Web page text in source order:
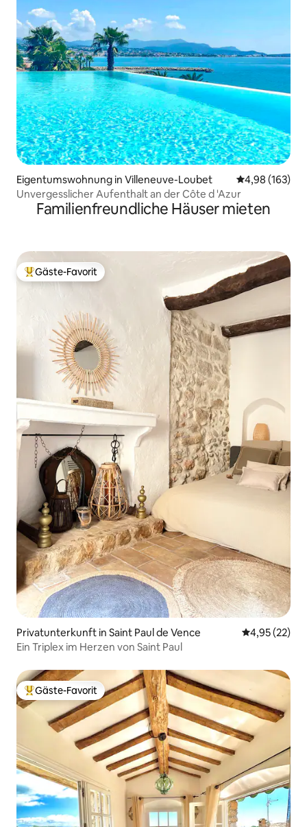
Eigentumswohnung in Villeneuve-Loubet
4,98 (163)
Unvergesslicher Aufenthalt an der Côte d 'Azur
Familienfreundliche Häuser mieten
Beliebter Gäste-Favorit.
Gäste-Favorit
Privatunterkunft in Saint Paul de Vence
4,95 (22)
Ein Triplex im Herzen von Saint Paul
Beliebter Gäste-Favorit.
Gäste-Favorit